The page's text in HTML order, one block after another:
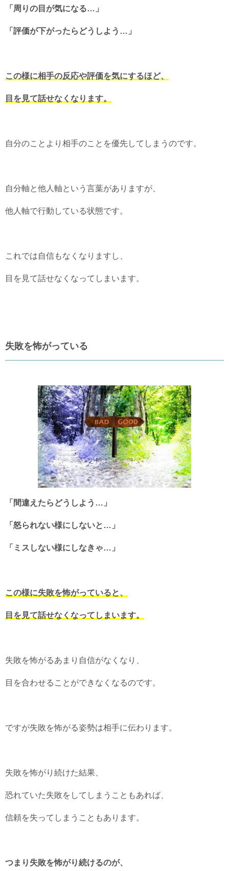
「周りの目が気になる…」
「評価が下がったらどうしよう…」
この様に相手の反応や評価を気にするほど、
目を見て話せなくなります。
自分のことより相手のことを優先してしまうのです。
自分軸と他人軸という言葉がありますが、
他人軸で行動している状態です。
これでは自信もなくなりますし、
目を見て話せなくなってしまいます。
失敗を怖がっている
「間違えたらどうしよう…」
「怒られない様にしないと…」
「ミスしない様にしなきゃ…」
この様に失敗を怖がっていると、
目を見て話せなくなってしまいます。
失敗を怖がるあまり自信がなくなり、
目を合わせることができなくなるのです。
ですが失敗を怖がる姿勢は相手に伝わります。
失敗を怖がり続けた結果、
恐れていた失敗をしてしまうこともあれば、
信頼を失ってしまうこともあります。
つまり失敗を怖がり続けるのが、